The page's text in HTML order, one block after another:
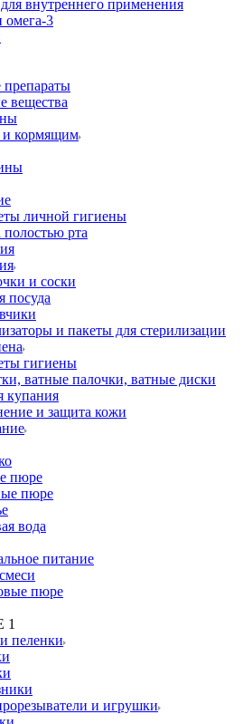
внутреннего применения
3
вещества
кормящим
личной гигиены
полостью рта
и соски
посуда
и пакеты для стерилизации
гигиены
ватные палочки, ватные диски
купания
и защита кожи
пюре
пюре
вода
питание
пюре
1
пеленки
и игрушки